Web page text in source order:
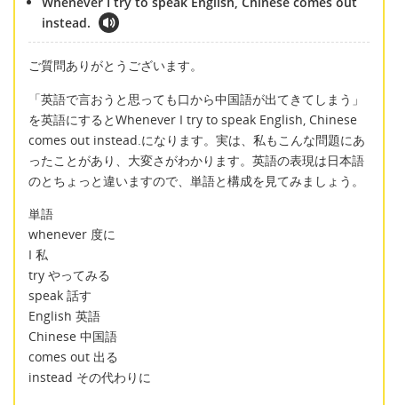
instead.
ご質問ありがとうございます。
「英語で言おうと思っても口から中国語が出てきてしまう」
を英語にするとWhenever I try to speak English, Chinese
comes out instead.になります。実は、私もこんな問題にあ
ったことがあり、大変さがわかります。英語の表現は日本語
のとちょっと違いますので、単語と構成を見てみましょう。
単語
whenever 度に
I 私
try やってみる
speak 話す
English 英語
Chinese 中国語
comes out 出る
instead その代わりに